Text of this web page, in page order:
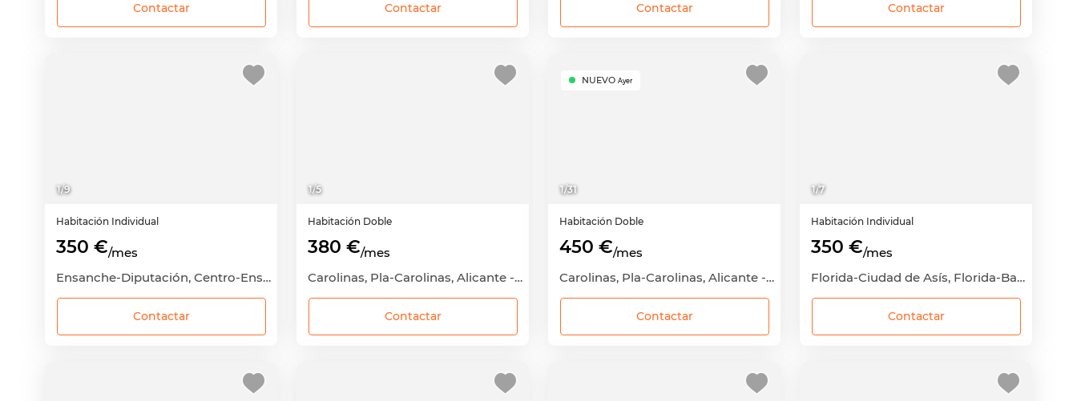
Contactar Contactar Contactar Contactar
1/9
Habitación Individual
350 €/mes
Ensanche-Diputación, Centro-Ensanche, Alicante - Alacant, Alicante
Contactar
1/5
Habitación Doble
380 €/mes
Carolinas, Pla-Carolinas, Alicante - Alacant, Alicante
Contactar
1/31
NUEVO Ayer
Habitación Doble
450 €/mes
Carolinas, Pla-Carolinas, Alicante - Alacant, Alicante
Contactar
1/7
Habitación Individual
350 €/mes
Florida-Ciudad de Asís, Florida-Babel-Benalúa, Alicante - Alacant, Alicante
Contactar